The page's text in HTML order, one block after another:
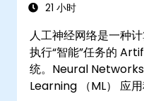
21 小时
人工神经网络是一种
执行“智能”任务的
统。Neural
Learning （ML） 应